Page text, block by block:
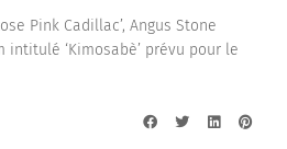
Pink Cadillac’, Angus Stone
‘Kimosabè’ prévu pour le